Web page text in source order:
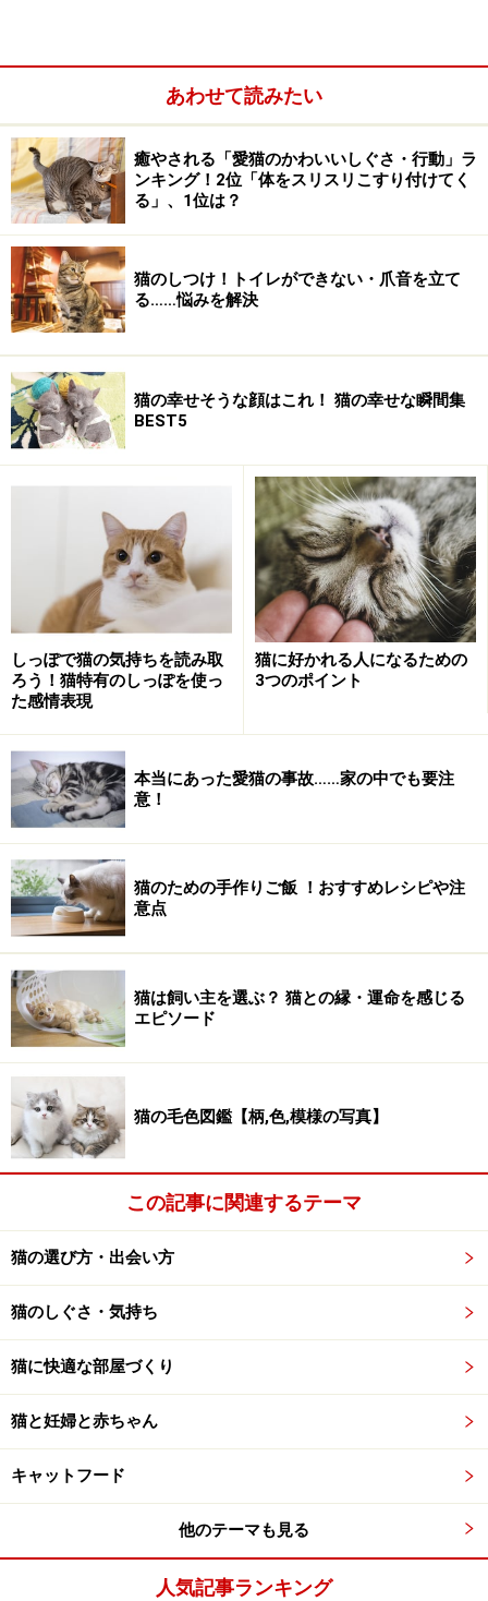
※記事内容は執筆時点のものです。最新の内容をご確認くださ
い。
※ペットは、種類や体格（体重、サイズ、成長）などにより個体
差があります。記事内容は全ての個体へ一様に当てはまるわけで
はありません。
あわせて読みたい
癒やされる「愛猫のかわいいしぐさ・行動」ラ
ンキング！2位「体をスリスリこすり付けてく
る」、1位は？
猫のしつけ！トイレができない・爪音を立て
る……悩みを解決
猫の幸せそうな顔はこれ！ 猫の幸せな瞬間集
BEST5
しっぽで猫の気持ちを読み取
ろう！猫特有のしっぽを使っ
た感情表現
猫に好かれる人になるための
3つのポイント
本当にあった愛猫の事故……家の中でも要注
意！
猫のための手作りご飯 ！おすすめレシピや注
意点
猫は飼い主を選ぶ？ 猫との縁・運命を感じる
エピソード
猫の毛色図鑑【柄,色,模様の写真】
この記事に関連するテーマ
猫の選び方・出会い方
猫のしぐさ・気持ち
猫に快適な部屋づくり
猫と妊婦と赤ちゃん
キャットフード
他のテーマも見る
人気記事ランキング